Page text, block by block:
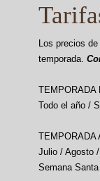
Los precios
temporada.
TEMPORADA
Todo el año /
TEMPORADA
Julio / Agosto
Semana Santa